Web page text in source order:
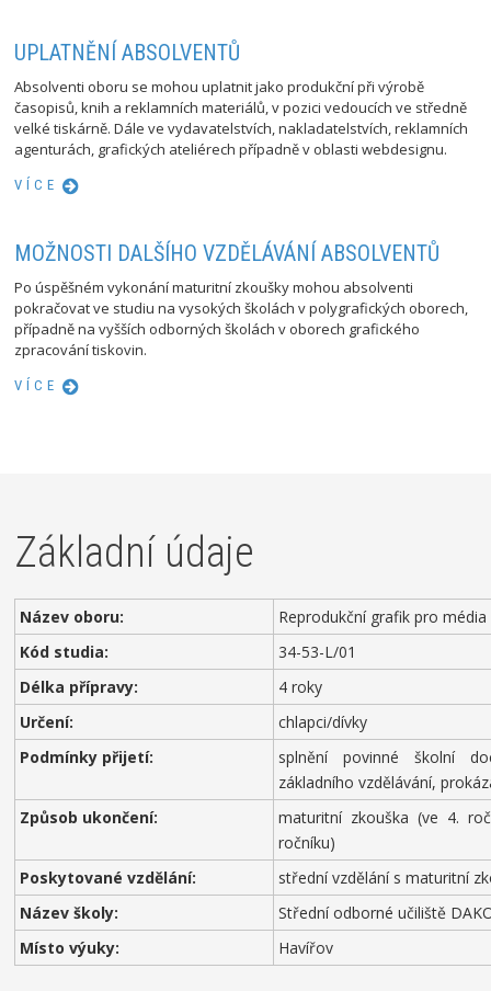
UPLATNĚNÍ ABSOLVENTŮ
Absolventi oboru se mohou uplatnit jako produkční při výrobě
časopisů, knih a reklamních materiálů, v pozici vedoucích ve středně
velké tiskárně. Dále ve vydavatelstvích, nakladatelstvích, reklamních
agenturách, grafických ateliérech případně v oblasti webdesignu.
VÍCE
MOŽNOSTI DALŠÍHO VZDĚLÁVÁNÍ ABSOLVENTŮ
Po úspěšném vykonání maturitní zkoušky mohou absolventi
pokračovat ve studiu na vysokých školách v polygrafických oborech,
případně na vyšších odborných školách v oborech grafického
zpracování tiskovin.
VÍCE
Základní údaje
Název oboru:
Reprodukční grafik pro
Kód studia:
34-53-L/01
Délka přípravy:
4 roky
Určení:
chlapci/dívky
Podmínky přijetí:
splnění povinné školní
základního vzdělávání,
Způsob ukončení:
maturitní zkouška (ve 4.
ročníku)
Poskytované vzdělání:
střední vzdělání s maturitní
Název školy:
Střední odborné učiliště
Místo výuky:
Havířov